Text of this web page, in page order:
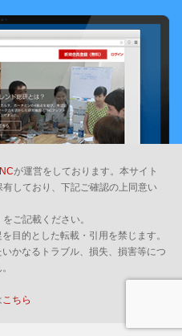
が運営をしております。本サイト
しており、下記ご確認の上同意い
ご記載ください。
目的とした転載・引用を禁じます。
かなるトラブル、損失、損害等につ
こちら